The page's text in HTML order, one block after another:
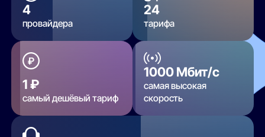
4
провайдера
24
тарифа
1 ₽
самый дешёвый тариф
1000 Мбит/с
самая высокая
скорость